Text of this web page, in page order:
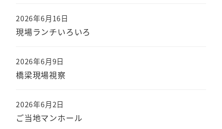
現場ランチいろいろ
2026年6月16日
橋梁現場視察
2026年6月9日
ご当地マンホール
2026年6月2日